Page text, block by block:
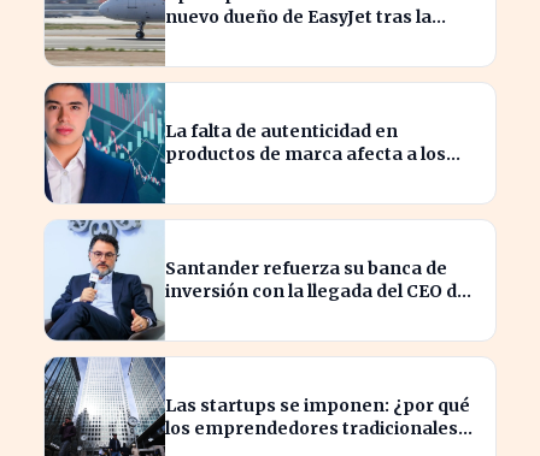
nuevo dueño de EasyJet tras la
La falta de autenticidad en
productos de marca afecta a los
Santander refuerza su banca de
inversión con la llegada del CEO de
Las startups se imponen: ¿por qué
los emprendedores tradicionales